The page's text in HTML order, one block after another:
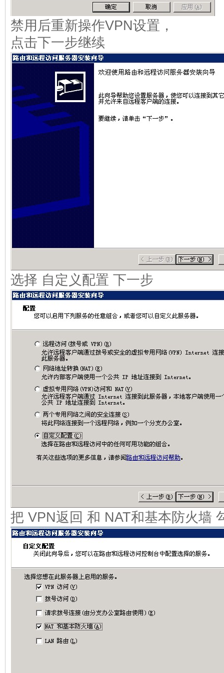
禁用后重新操作VPN设置，
点击下一步继续
选择 自定义配置 下一步
把 VPN返回 和 NAT和基本防火墙